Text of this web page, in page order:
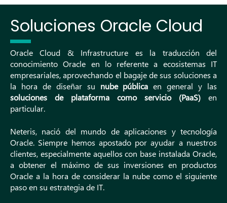
Soluciones Oracle Cloud
Oracle Cloud & Infrastructure es la traducción del
conocimiento Oracle en lo referente a ecosistemas IT
empresariales, aprovechando el bagaje de sus soluciones a
la hora de diseñar su nube pública en general y las
soluciones de plataforma como servicio (PaaS) en
particular.
Neteris, nació del mundo de aplicaciones y tecnología
Oracle. Siempre hemos apostado por ayudar a nuestros
clientes, especialmente aquellos con base instalada Oracle,
a obtener el máximo de sus inversiones en productos
Oracle a la hora de considerar la nube como el siguiente
paso en su estrategia de IT.